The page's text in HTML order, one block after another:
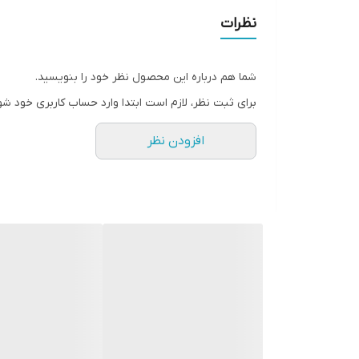
نظرات
شما هم درباره این محصول نظر خود را بنویسید.
برای ثبت نظر، لازم است ابتدا وارد حساب کاربری خود
افزودن نظر